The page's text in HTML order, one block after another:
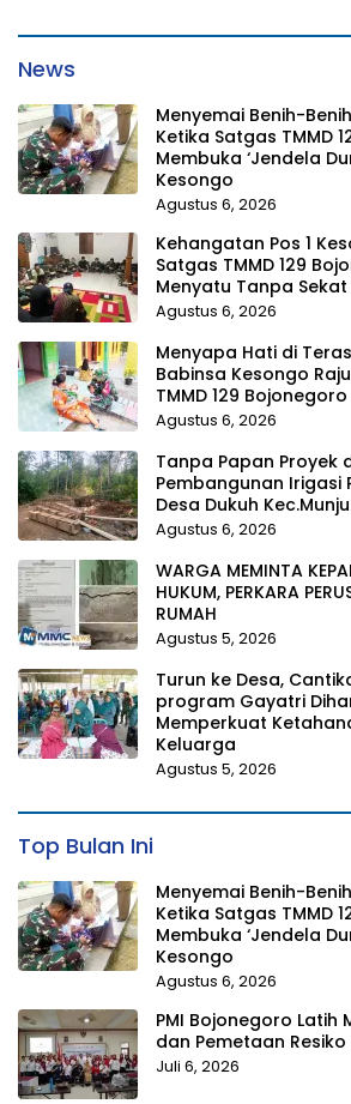
News
Menyemai Benih-
Ketika Satgas TMMD
Membuka ‘Jendela
Kesongo
Agustus 6, 2026
Kehangatan Pos 1
Satgas TMMD 129
Menyatu Tanpa Sekat
Agustus 6, 2026
Menyapa Hati di
Babinsa Kesongo
TMMD 129 Bojonegoro
Agustus 6, 2026
Tanpa Papan Proyek
Pembangunan Irigasi
Desa Dukuh
Agustus 6, 2026
WARGA MEMINTA
HUKUM, PERKARA
RUMAH
Agustus 5, 2026
Turun ke Desa,
program Gayatri
Memperkuat
Keluarga
Agustus 5, 2026
Top Bulan Ini
Menyemai Benih-
Ketika Satgas TMMD
Membuka ‘Jendela
Kesongo
Agustus 6, 2026
PMI Bojonegoro Latih
dan Pemetaan
Juli 6, 2026